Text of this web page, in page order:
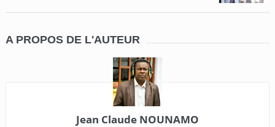
A PROPOS DE L'AUTEUR
Jean Claude NOUNAMO